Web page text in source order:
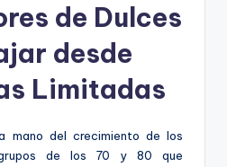
de Dulces
desde
Limitadas
mano del crecimiento de los
de los 70 y 80 que